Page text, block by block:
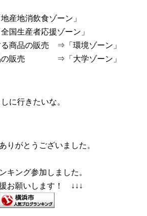
地消飲食ゾーン」
生産者応援ゾーン」
る商品の販売 ⇒「環境ゾーン」
品の販売 ⇒「大学ゾーン」
に行きたいな。
りがとうございました。
キング参加しました。
お願いします！ ↓↓↓